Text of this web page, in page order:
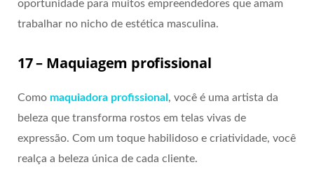
oportunidade para muitos empreendedores que amam
trabalhar no nicho de estética masculina.
17 – Maquiagem profissional
Como maquiadora profissional , você é uma artista da
beleza que transforma rostos em telas vivas de
expressão. Com um toque habilidoso e criatividade, você
realça a beleza única de cada cliente.